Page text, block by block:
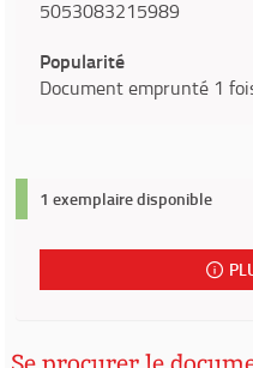
5053083215989
Popularité
Document emprunté 1
1 exemplaire disponible